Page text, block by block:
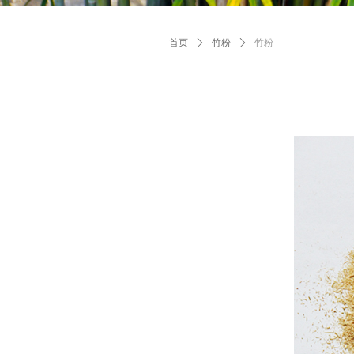
首页 ꄲ 竹粉 ꄲ 竹粉